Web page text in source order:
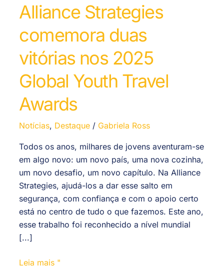
Alliance Strategies
comemora duas
vitórias nos 2025
Global Youth Travel
Awards
Notícias, Destaque / Gabriela Ross
Todos os anos, milhares de jovens aventuram-se
em algo novo: um novo país, uma nova cozinha,
um novo desafio, um novo capítulo. Na Alliance
Strategies, ajudá-los a dar esse salto em
segurança, com confiança e com o apoio certo
está no centro de tudo o que fazemos. Este ano,
esse trabalho foi reconhecido a nível mundial
[...]
Leia mais "